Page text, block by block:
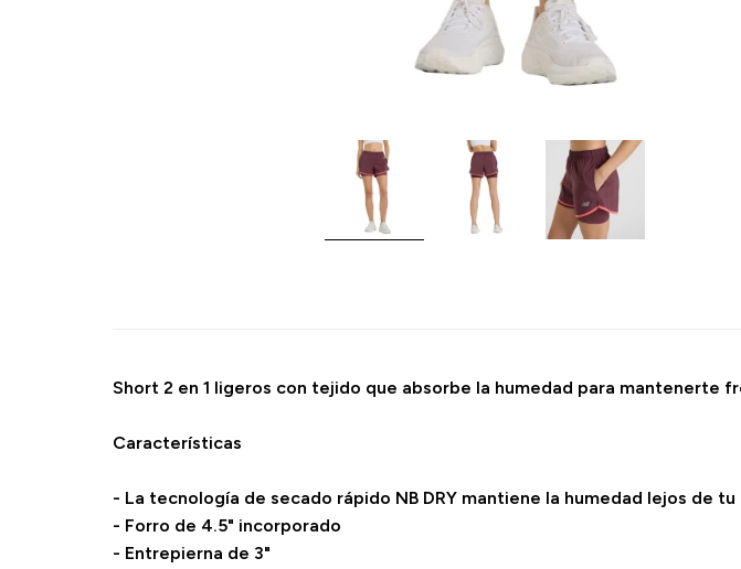
Short 2 en 1 ligeros con tejido que absorbe la humedad para mantenerte
Características
- La tecnología de secado rápido NB DRY mantiene la humedad lejos de
- Forro de 4.5" incorporado
- Entrepierna de 3"